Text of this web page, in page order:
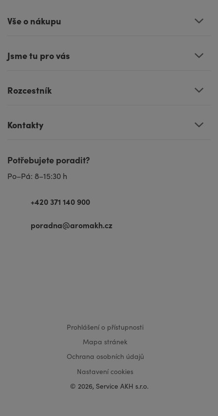
Vše o nákupu
Jsme tu pro vás
Rozcestník
Kontakty
Potřebujete poradit?
Po–Pá: 8–15:30 h
+420 371 140 900
poradna@aromakh.cz
Prohlášení o přístupnosti
Mapa stránek
Ochrana osobních údajů
Nastavení cookies
© 2026, Service AKH s.r.o.